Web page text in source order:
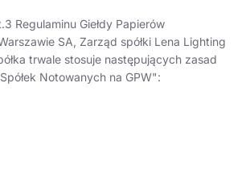
Regulaminu Giełdy Papierów
SA, Zarząd spółki Lena Lighting
trwale stosuje następujących zasad
Notowanych na GPW":